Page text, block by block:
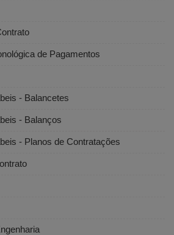
de Pagamentos
- Balancetes
- Balanços
- Planos de Contratações